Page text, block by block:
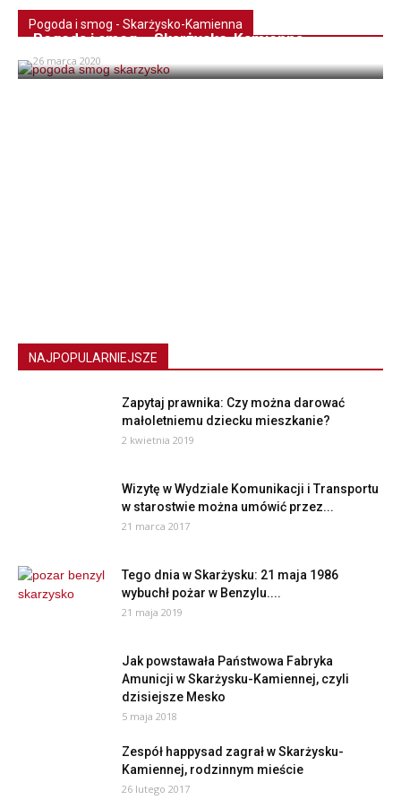
Pogoda i smog - Skarżysko-Kamienna
Pogoda i smog – Skarżysko-Kamienna
26 marca 2020
NAJPOPULARNIEJSZE
Zapytaj prawnika: Czy można darować
małoletniemu dziecku mieszkanie?
2 kwietnia 2019
Wizytę w Wydziale Komunikacji i Transportu
w starostwie można umówić przez...
21 marca 2017
Tego dnia w Skarżysku: 21 maja 1986
wybuchł pożar w Benzylu....
21 maja 2019
Jak powstawała Państwowa Fabryka
Amunicji w Skarżysku-Kamiennej, czyli
dzisiejsze Mesko
5 maja 2018
Zespół happysad zagrał w Skarżysku-
Kamiennej, rodzinnym mieście
26 lutego 2017